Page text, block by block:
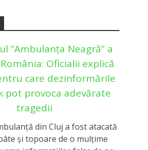
”Ambulanța Neagră” a
Oficialii explică
care dezinformările
pot provoca adevărate
tragedii
din Cluj a fost atacată
și topoare de o mulțime